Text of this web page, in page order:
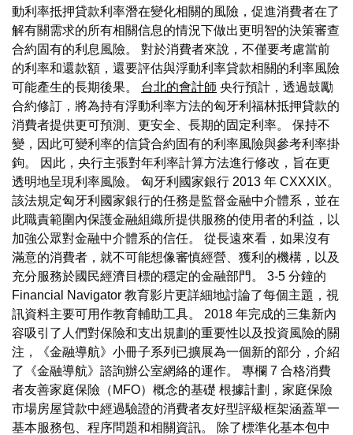
動利率抵押貸款利率潛在變化相關的風險，促進消費者在了
解有關需求的所有相關信息的情況下做出更明智的決策審查
合約固有的利息風險。 對於消費者來說，不僅要考慮當前
的利率和還款額，還要評估與浮動利率貸款相關的利率風險
可能產生的長期後果。 台北的會計師 央行預計，透過鼓勵
合約修訂，將為持有浮動利率方法的匈牙利福林抵押貸款的
消費者提供更可預測、更安全、長期的固定利率。 保持不
變，因此可變利率的信貸合約固有的利率風險與參考利率掛
鉤。 因此，央行主張對年利率計算方法進行修改，旨在更
透明地呈現利率風險。 匈牙利國家銀行 2013 年 CXXXIX。
該法規定匈牙利國家銀行的任務是監督金融中介體系，並在
此職責範圍內保護金融組織所提供服務的使用者的利益，以
加強公眾對金融中介體系的信任。 從長遠來看，如果沒有
滿意的消費者，就不可能想像審慎經營、獲利的機構，以及
充分服務於國民經濟目標的穩定的金融部門。 3-5 分鐘的
Financial Navigator 教育影片更詳細地討論了每個主題，視
訊資料主要可用作教育輔助工具。 2018 年完成的三集新內
容吸引了人們對保險和支出規劃的重要性以及投資風險的關
注，《金融導航》小冊子系列已擴展為一個新的部分，介紹
了《金融導航》諮詢辦公室網絡的運作。 專欄 7 合格消費
者友善家庭保險（MFO）概念的基礎 根據計劃，家庭保險
市場房屋貸款中經過驗證的消費者友好型評級框架涵蓋單一
基本服務包、程序問題和相關資訊。 除了標準化基本包中